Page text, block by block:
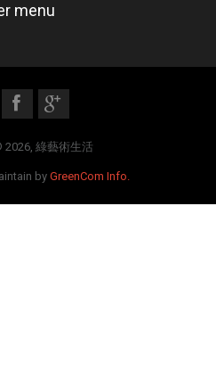
menu
綠藝術生活
by GreenCom Info.